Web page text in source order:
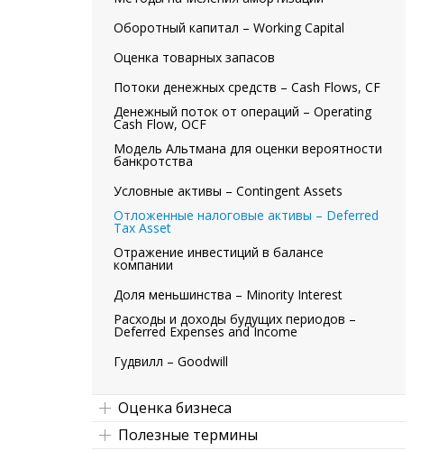
Оборотный капитал – Working Capital
Оценка товарных запасов
Потоки денежных средств – Cash Flows, CF
Денежный поток от операций – Operating
Cash Flow, OCF
Модель Альтмана для оценки вероятности
банкротства
Условные активы – Contingent Assets
Отложенные налоговые активы – Deferred
Tax Asset
Отражение инвестиций в балансе
компании
Доля меньшинства – Minority Interest
Расходы и доходы будущих периодов –
Deferred Expenses and Income
Гудвилл – Goodwill
Оценка бизнеса
Полезные термины